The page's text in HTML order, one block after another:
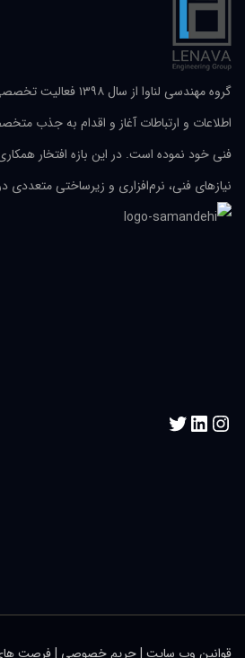
گروه مهندسی لناوا از
اطلاعات و ارتباطات آغاز و اقدام به جذب
فنی خود نموده است. در این بازه افتخار
نیازهای فنی، نرم‌افزاری و زیرساختی متعددی
قوانین وب سایت |حریم خصوصی |فرصت